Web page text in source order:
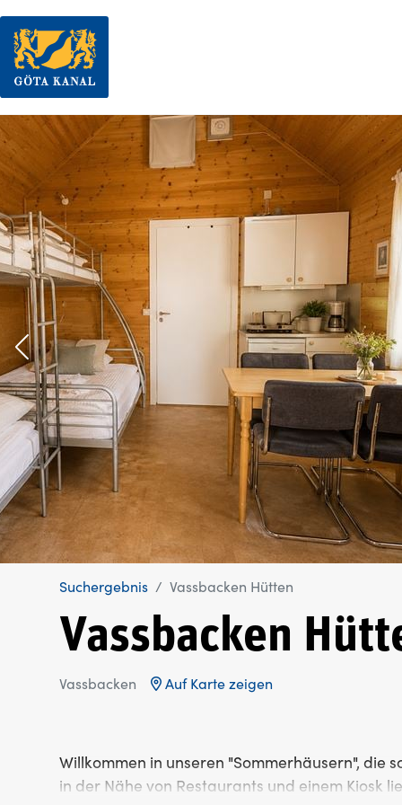
Suchergebnis Vassbacken Hütten
Vassbacken
Vassbacken Auf Karte zeigen
Willkommen in unseren "Sommerhäusern", die
in der Nähe von Restaurants und einem Kiosk